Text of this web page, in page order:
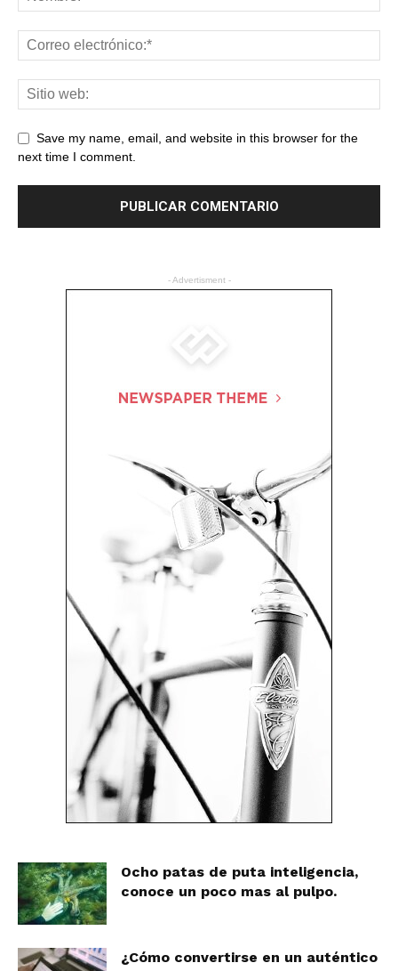
Save my name, email, and website in this browser for the
next time I comment.
- Advertisment -
Ocho patas de puta inteligencia,
conoce un poco mas al pulpo.
¿Cómo convertirse en un auténtico